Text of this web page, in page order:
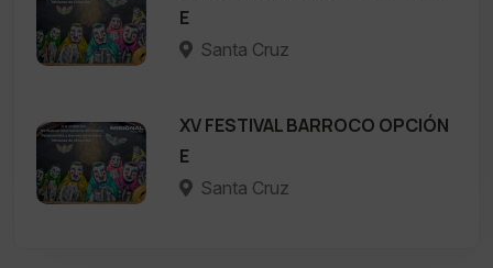
E
Santa Cruz
XV FESTIVAL BARROCO OPCIÓN
E
Santa Cruz